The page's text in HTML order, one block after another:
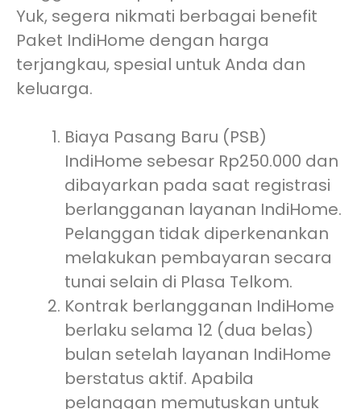
Yuk, segera nikmati berbagai benefit
Paket IndiHome dengan harga
terjangkau, spesial untuk Anda dan
keluarga.
Biaya Pasang Baru (PSB)
IndiHome sebesar Rp250.000 dan
dibayarkan pada saat registrasi
berlangganan layanan IndiHome.
Pelanggan tidak diperkenankan
melakukan pembayaran secara
tunai selain di Plasa Telkom.
Kontrak berlangganan IndiHome
berlaku selama 12 (dua belas)
bulan setelah layanan IndiHome
berstatus aktif. Apabila
pelanggan memutuskan untuk